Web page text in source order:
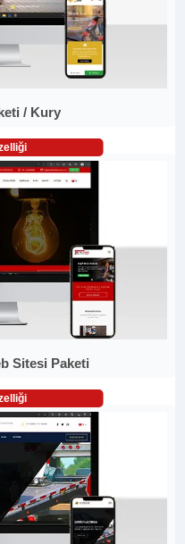
/ Kury
Sitesi Paketi